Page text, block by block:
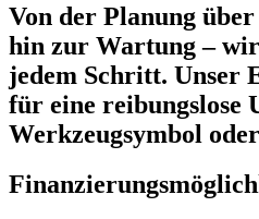
Von der Planung
hin zur Wartung –
jedem Schritt. Unser
für eine reibungslose
Werkzeugsymbol